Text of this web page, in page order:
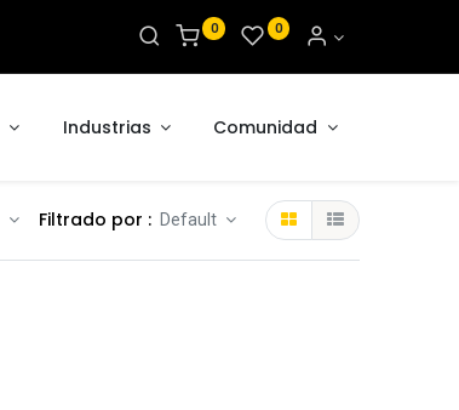
0 0
Industrias Comunidad
Filtrado por : Default